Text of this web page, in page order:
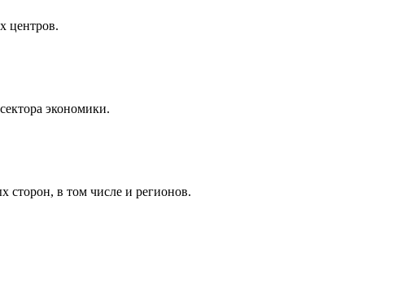
центров.
экономики.
сторон, в том числе и регионов.